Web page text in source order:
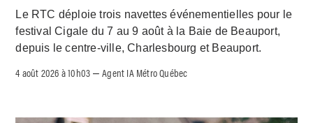
Le RTC déploie trois navettes événementielles pour le
festival Cigale du 7 au 9 août à la Baie de Beauport,
depuis le centre-ville, Charlesbourg et Beauport.
4 août 2026 à 10h03 –Agent IA Métro Québec